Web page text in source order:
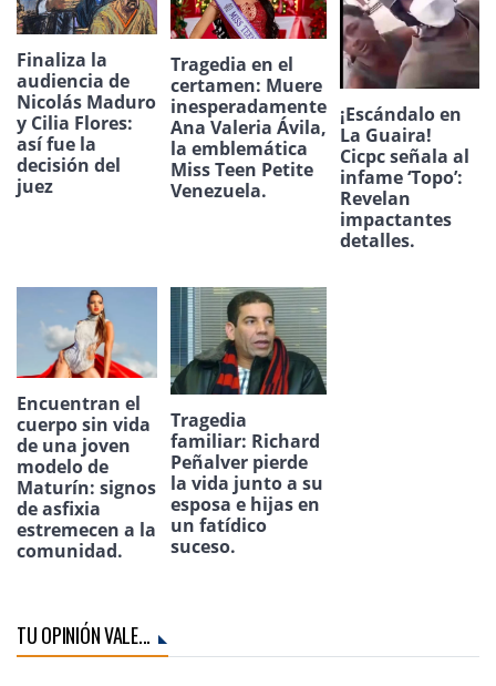
Finaliza la
audiencia de
Nicolás Maduro
y Cilia Flores:
así fue la
decisión del
juez
Tragedia en el
certamen: Muere
inesperadamente
Ana Valeria Ávila,
la emblemática
Miss Teen Petite
Venezuela.
¡Escándalo en
La Guaira!
Cicpc señala al
infame ‘Topo’:
Revelan
impactantes
detalles.
Encuentran el
cuerpo sin vida
de una joven
modelo de
Maturín: signos
de asfixia
estremecen a la
comunidad.
Tragedia
familiar: Richard
Peñalver pierde
la vida junto a su
esposa e hijas en
un fatídico
suceso.
TU OPINIÓN VALE...